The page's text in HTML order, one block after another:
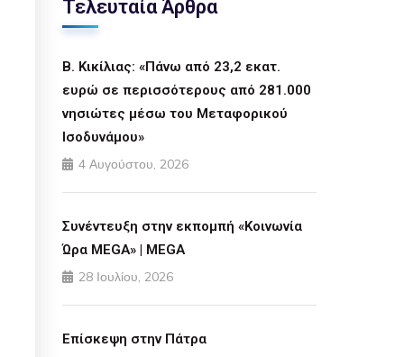
Τελευταία Άρθρα
Β. Κικίλιας: «Πάνω από 23,2 εκατ.
ευρώ σε περισσότερους από 281.000
νησιώτες μέσω του Μεταφορικού
Ισοδυνάμου»
4 Αυγούστου, 2026
Συνέντευξη στην εκπομπή «Κοινωνία
Ώρα MEGA» | MEGA
28 Ιουλίου, 2026
Επίσκεψη στην Πάτρα